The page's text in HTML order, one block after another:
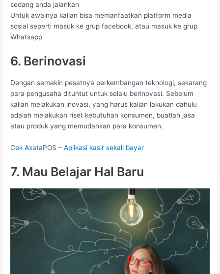
sedang anda jalankan
Untuk awalnya kalian bisa memanfaatkan platform media
sosial seperti masuk ke grup facebook, atau masuk ke grup
Whatsapp
6. Berinovasi
Dengan semakin pesatnya perkembangan teknologi, sekarang
para pengusaha dituntut untuk selalu berinovasi. Sebelum
kalian melakukan inovasi, yang harus kalian lakukan dahulu
adalah melakukan riset kebutuhan konsumen, buatlah jasa
atau produk yang memudahkan para konsumen.
Cek AxataPOS – Aplikasi kasir sekali bayar
7. Mau Belajar Hal Baru